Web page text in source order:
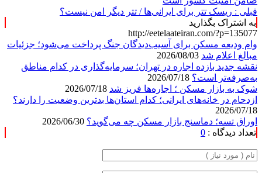
قبلی : ریسک تتر برای ایرانی‌ها / تتر دیگر امن نیست؟
به اشتراک بگذارید
http://eetelaateiran.com/?p=135077
وام ودیعه مسکن برای آسیب‌دیدگان جنگ پرداخت می‌شود؛ جزئیات
مبالغ اعلام شد
نقشه جدید بازده اجاره در تهران؛ سرمایه‌گذاری در کدام مناطق
به‌صرفه‌تر است؟
شوک به بازار مسکن ؛ اجاره‌ها فریز شد
ازدحام در خانه‌های ایرانی؛ کدام استان‌ها بدترین وضعیت را دارند؟
2026/07/18
اوراق تسه؛ دماسنج بازار مسکن چه می‌گوید؟
تعداد دیدگاه : 0